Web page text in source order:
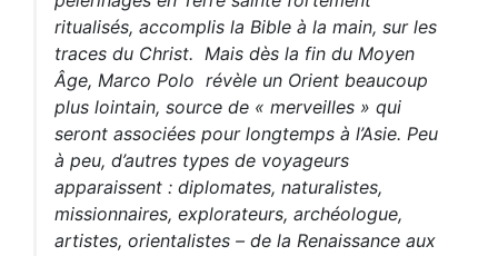
ritualisés, accomplis la Bible à la main, sur les
traces du Christ. Mais dès la fin du Moyen
Âge, Marco Polo révèle un Orient beaucoup
plus lointain, source de « merveilles » qui
seront associées pour longtemps à l’Asie. Peu
à peu, d’autres types de voyageurs
apparaissent : diplomates, naturalistes,
missionnaires, explorateurs, archéologue,
artistes, orientalistes – de la Renaissance aux